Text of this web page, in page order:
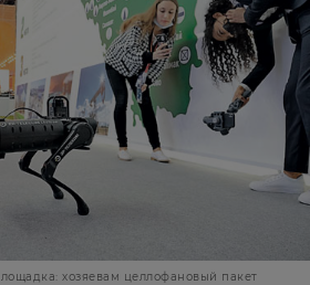
хозяевам целлофановый пакет